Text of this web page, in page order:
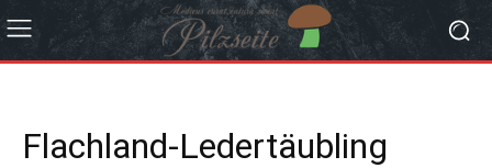
Flachland-Ledertäubling